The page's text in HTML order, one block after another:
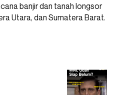
banjir dan tanah longsor
Utara, dan Sumatera Barat.